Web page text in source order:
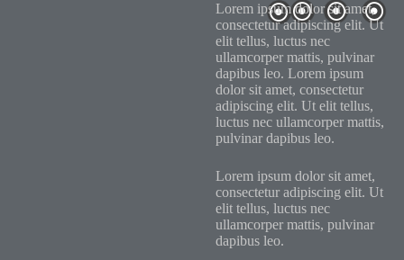
Lorem ipsum dolor sit amet,
consectetur adipiscing elit. Ut
elit tellus, luctus nec
ullamcorper mattis, pulvinar
dapibus leo. Lorem ipsum
dolor sit amet, consectetur
adipiscing elit. Ut elit tellus,
luctus nec ullamcorper mattis,
pulvinar dapibus leo.
Lorem ipsum dolor sit amet,
consectetur adipiscing elit. Ut
elit tellus, luctus nec
ullamcorper mattis, pulvinar
dapibus leo.